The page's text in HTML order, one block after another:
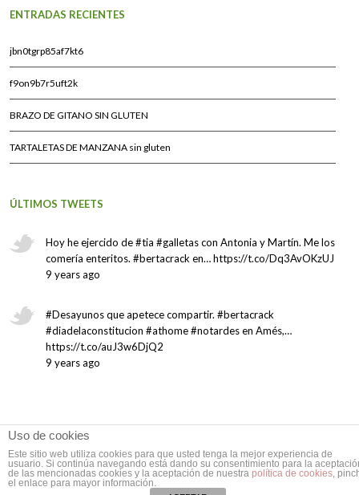
ENTRADAS RECIENTES
jbn0tgrp85af7kt6
f9on9b7r5uft2k
BRAZO DE GITANO SIN GLUTEN
TARTALETAS DE MANZANA sin gluten
ÚLTIMOS TWEETS
Hoy he ejercido de #tia #galletas con Antonia y Martín. Me los
comería enteritos. #bertacrack en… https://t.co/Dq3AvOKzUJ
9 years ago
#Desayunos que apetece compartir. #bertacrack
#diadelaconstitucion #athome #notardes en Amés,…
https://t.co/auJ3w6DjQ2
9 years ago
© El Sabor de lo Dulce 2007-2017 - Diseñado por La Casa del Árbol
Uso de cookies
Este sitio web utiliza cookies para que usted tenga la mejor experiencia de
usuario. Si continúa navegando está dando su consentimiento para la
de las mencionadas cookies y la aceptación de nuestra política de cookies,
el enlace para mayor información.